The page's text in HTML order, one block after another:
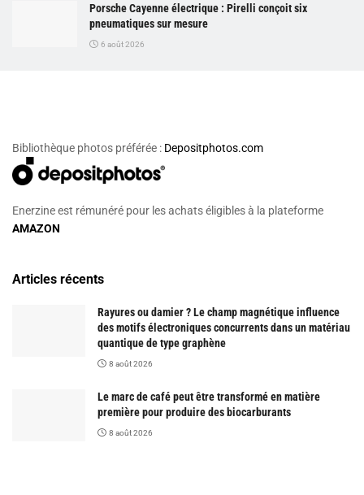
Porsche Cayenne électrique : Pirelli conçoit six
pneumatiques sur mesure
6 août 2026
Bibliothèque photos préférée : Depositphotos.com
Enerzine est rémunéré pour les achats éligibles à la plateforme
AMAZON
Articles récents
Rayures ou damier ? Le champ magnétique influence
des motifs électroniques concurrents dans un matériau
quantique de type graphène
8 août 2026
Le marc de café peut être transformé en matière
première pour produire des biocarburants
8 août 2026